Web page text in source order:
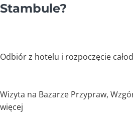
Stambule?
Odbiór z hotelu i rozpoczęcie
Wizyta na Bazarze Przypraw,
więcej